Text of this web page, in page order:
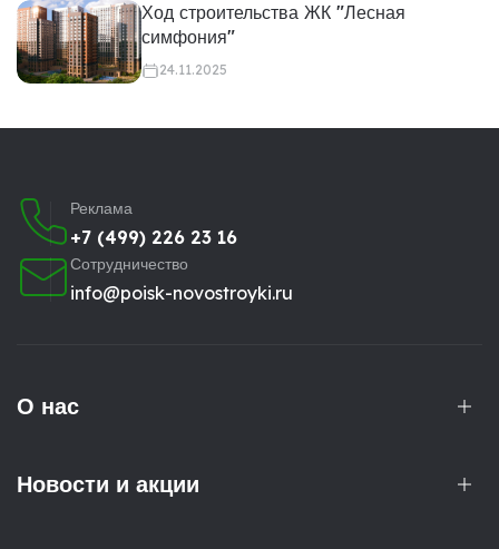
Ход строительства ЖК "Лесная
симфония"
24.11.2025
Реклама
+7 (499) 226 23 16
Сотрудничество
info@poisk-novostroyki.ru
О нас
Новости и акции